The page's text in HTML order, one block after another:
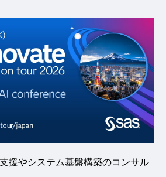
援やシステム基盤構築のコンサル